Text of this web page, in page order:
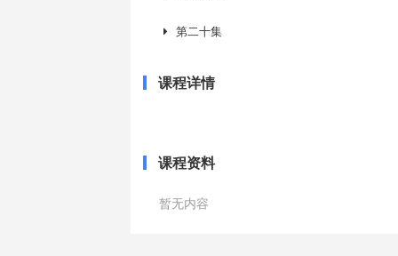
第二十集
课程详情
课程资料
暂无内容